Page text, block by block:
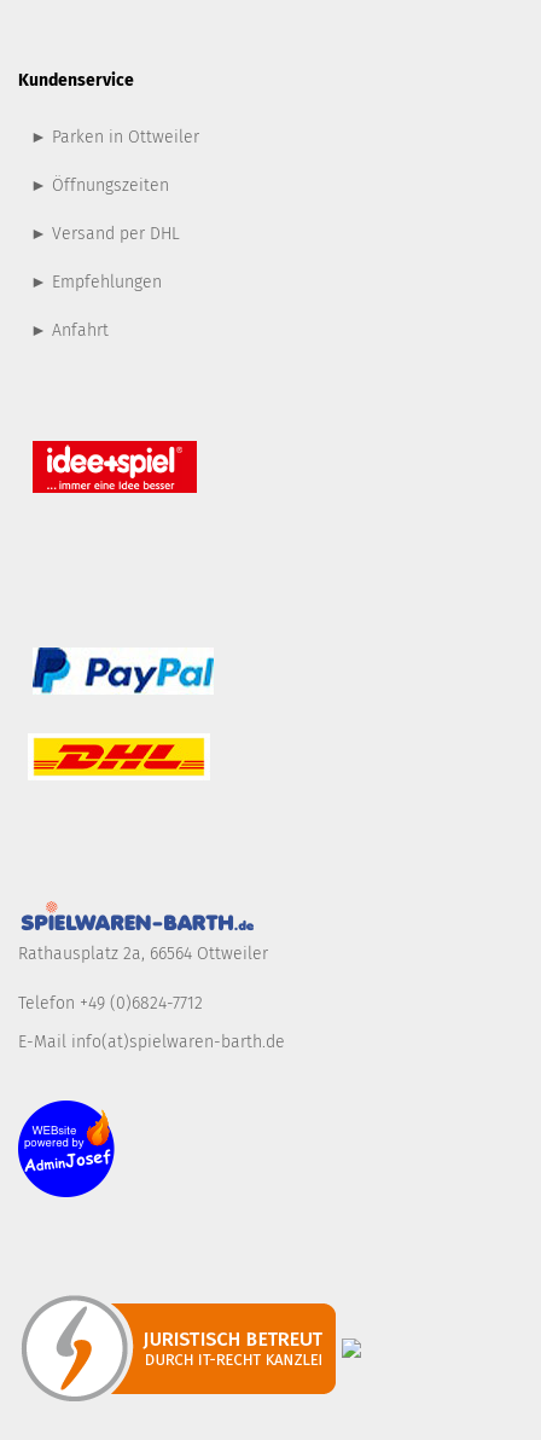
Kundenservice
► Parken in Ottweiler
► Öffnungszeiten
► Versand per DHL
► Empfehlungen
► Anfahrt
Rathausplatz 2a, 66564 Ottweiler
Telefon +49 (0)6824-7712
E-Mail info(at)spielwaren-barth.de